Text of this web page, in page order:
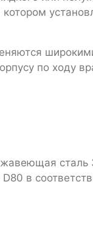
по ходу
сталь
в